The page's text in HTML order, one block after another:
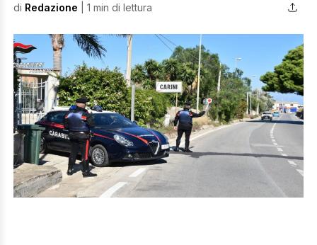
di Redazione | 1 min di lettura